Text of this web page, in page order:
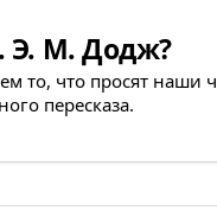
Э. М. Додж?
то, что просят наши
пересказа.